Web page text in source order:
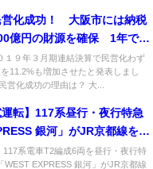
営化成功！ 大阪市には納税
億円の財源を確保 1年で営
１９年３月期連結決算で民営化わず
11.2%も増加させたと発表しまし
営化成功の理由は？ 大...
運転】117系昼行・夜行特急
銀河」がJR京都線を走
117系電車T2編成6両を昼行・夜行特
WEST EXPRESS 銀河」がJR京都線